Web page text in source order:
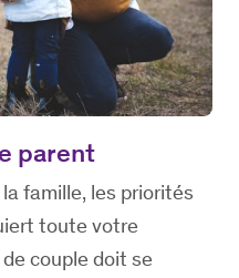
parent
famille, les priorités
toute votre
couple doit se